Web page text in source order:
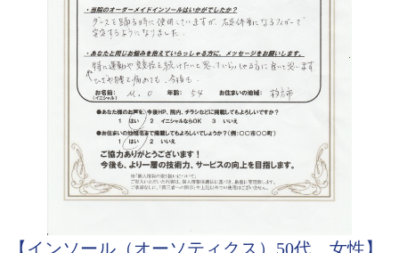
【インソール（オーソティクス）50代 女性】